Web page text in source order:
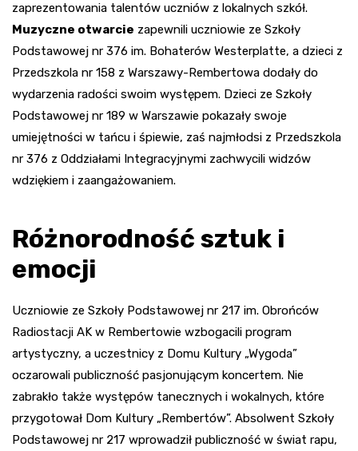
zaprezentowania talentów uczniów z lokalnych szkół.
Muzyczne otwarcie zapewnili uczniowie ze Szkoły
Podstawowej nr 376 im. Bohaterów Westerplatte, a dzieci z
Przedszkola nr 158 z Warszawy-Rembertowa dodały do
wydarzenia radości swoim występem. Dzieci ze Szkoły
Podstawowej nr 189 w Warszawie pokazały swoje
umiejętności w tańcu i śpiewie, zaś najmłodsi z Przedszkola
nr 376 z Oddziałami Integracyjnymi zachwycili widzów
wdziękiem i zaangażowaniem.
Różnorodność sztuk i
emocji
Uczniowie ze Szkoły Podstawowej nr 217 im. Obrońców
Radiostacji AK w Rembertowie wzbogacili program
artystyczny, a uczestnicy z Domu Kultury „Wygoda”
oczarowali publiczność pasjonującym koncertem. Nie
zabrakło także występów tanecznych i wokalnych, które
przygotował Dom Kultury „Rembertów”. Absolwent Szkoły
Podstawowej nr 217 wprowadził publiczność w świat rapu,